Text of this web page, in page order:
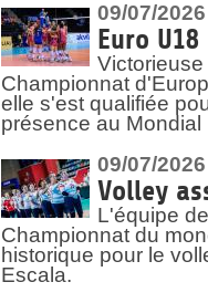
09/07/2026
Euro
Championnat
elle s'est qualifiée
présence au
09/07/2026
Volley
L'équipe
Championnat du
historique pour le
Escala.